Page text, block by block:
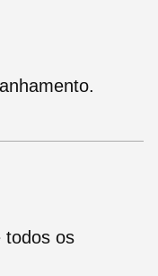
todos os